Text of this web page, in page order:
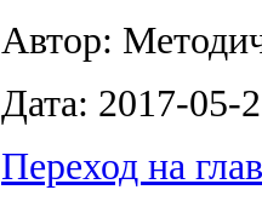
Автор:
Дата: 2017-05-
Переход на